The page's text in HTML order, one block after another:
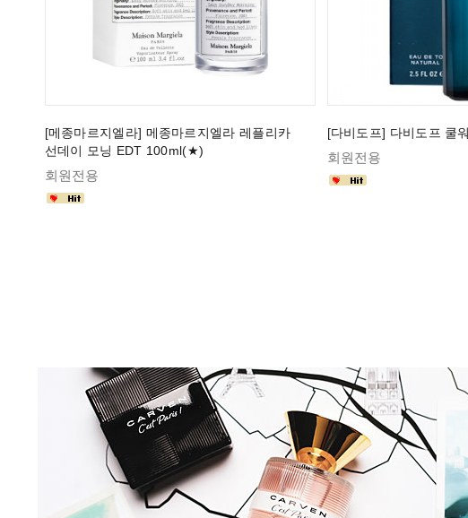
[메종마르지엘라] 메종마르지엘라 레플리카
선데이 모닝 EDT 100ml(★)
회원전용
[다비도프] 다비도프 쿨
회원전용